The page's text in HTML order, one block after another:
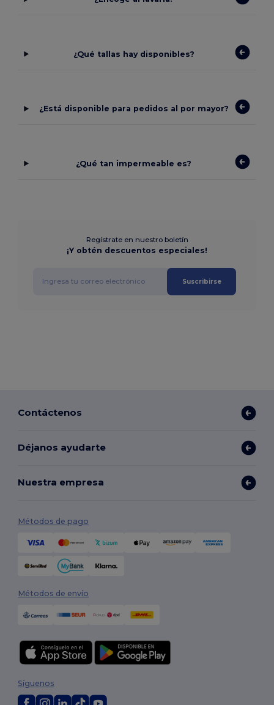
¿Qué tallas hay disponibles?
¿Está disponible para pedidos al por mayor?
¿Qué tan impermeable es?
Regístrate en nuestro boletín
¡Y obtén descuentos especiales!
Suscribirse
Contáctenos
Déjanos ayudarte
Nuestra empresa
Métodos de pago
Métodos de envío
Síguenos